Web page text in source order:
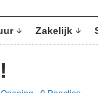
Zakelijk